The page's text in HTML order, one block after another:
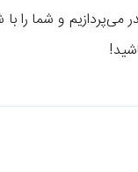
و شما را